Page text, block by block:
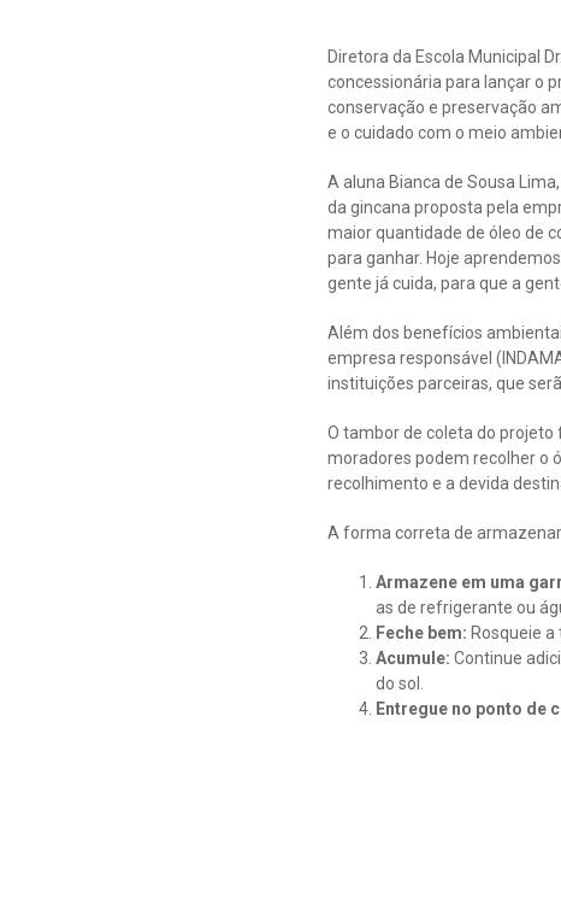
Diretora da Escola Municipal
concessionária para lançar o
conservação e preservação
e o cuidado com o meio
A aluna Bianca de Sousa
da gincana proposta pela
maior quantidade de óleo de
para ganhar. Hoje
gente já cuida, para que a
Além dos benefícios
empresa responsável
instituições parceiras, que
O tambor de coleta do projeto
moradores podem recolher o
recolhimento e a devida
A forma correta de
Armazene em uma
as de refrigerante ou
Feche bem: Rosqueie
Acumule: Continue
do sol.
Entregue no ponto de